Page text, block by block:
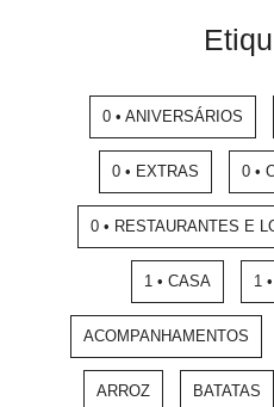
0 • ANIVERSÁRIOS
0 • EXTRAS 0 •
0 • RESTAURANTES E
1 • CASA 1
ACOMPANHAMENTOS
ARROZ BATATAS